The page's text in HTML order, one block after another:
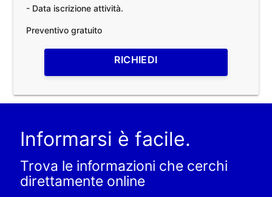
- Data iscrizione attività.
Preventivo gratuito
RICHIEDI
Informarsi è facile.
Trova le informazioni che cerchi
direttamente online